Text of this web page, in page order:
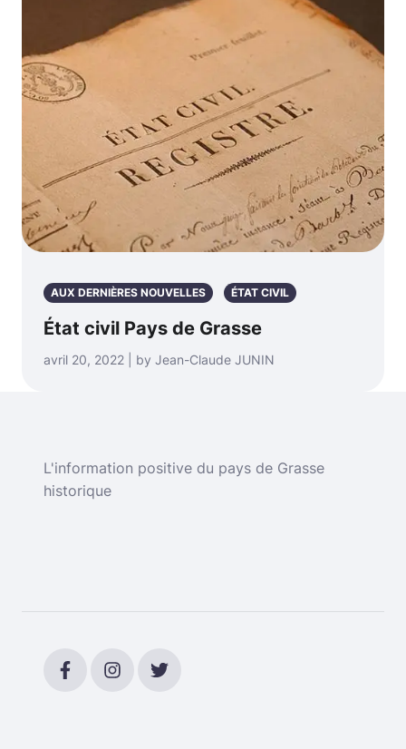
AUX DERNIÈRES NOUVELLES ÉTAT CIVIL
État civil Pays de Grasse
avril 20, 2022 | by Jean-Claude JUNIN
L'information positive du pays de Grasse
historique